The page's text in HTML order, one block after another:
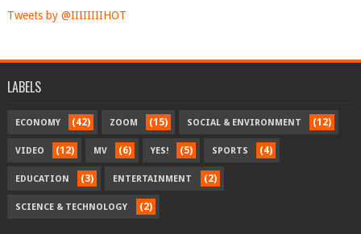
Tweets by @IIIIIIIIHOT
LABELS
ECONOMY (42) ZOOM (15) SOCIAL & ENVIRONMENT (12)
VIDEO (12) MV (6) YES! (5) SPORTS (4)
EDUCATION (3) ENTERTAINMENT (2)
SCIENCE & TECHNOLOGY (2)